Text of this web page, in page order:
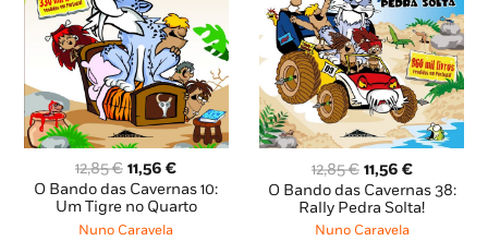
12,85€ O
preço
original
era:
11,56€O
preço
atual
O Bando das Cavernas 10:
Um Tigre no Quarto
Nuno Caravela
12,85€ O
preço
original
era:
11,56 €O
preço
atual
O Bando das Cavernas 38:
Rally Pedra Solta!
Nuno Caravela